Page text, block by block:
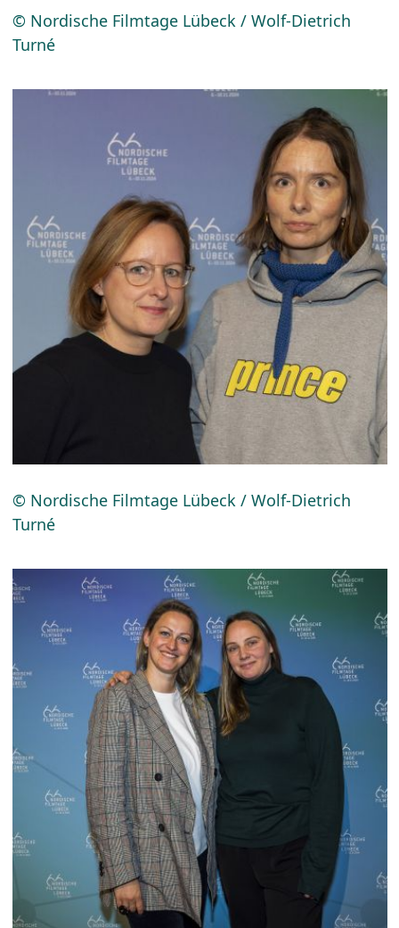
© Nordische Filmtage Lübeck / Wolf-Dietrich
Turné
© Nordische Filmtage Lübeck / Wolf-Dietrich
Turné